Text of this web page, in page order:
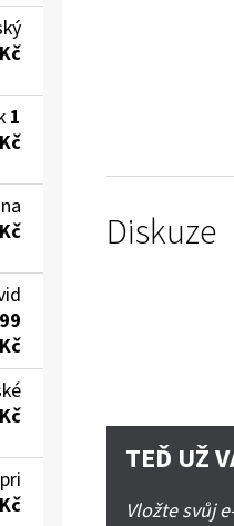
1
Kč
Diskuze
TEĎ UŽ
Vložte svůj